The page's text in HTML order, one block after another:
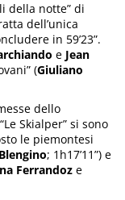
della notte” di
dell’unica
in 59’23”.
e Jean
(Giuliano
dello
Skialper” si sono
le piemontesi
; 1h17’11”) e
Ferrandoz e